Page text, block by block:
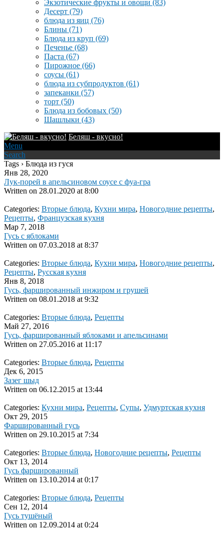
Экзотические фрукты и овощи (83)
Десерт (79)
блюда из яиц (76)
Блины (71)
Блюда из круп (69)
Печенье (68)
Паста (67)
Пирожное (66)
соусы (61)
блюда из субпродуктов (61)
запеканки (57)
торт (50)
Блюда из бобовых (50)
Шашлыки (43)
Беляш - вкусно!
Menu
Search
Tags › Блюда из гуся
Янв 28, 2020
Лук-порей в апельсиновом соусе с фуа-гра
Written on 28.01.2020 at 8:00
Categories: Вторые блюда, Кухни мира, Новогодние рецепты,
Рецепты, Французская кухня
Мар 7, 2018
Гусь с яблоками
Written on 07.03.2018 at 8:37
Categories: Вторые блюда, Кухни мира, Новогодние рецепты,
Рецепты, Русская кухня
Янв 8, 2018
Гусь, фаршированный инжиром и грушей
Written on 08.01.2018 at 9:32
Categories: Вторые блюда, Рецепты
Май 27, 2016
Гусь, фаршированный яблоками и апельсинами
Written on 27.05.2016 at 11:17
Categories: Вторые блюда, Рецепты
Дек 6, 2015
Зазег шыд
Written on 06.12.2015 at 13:44
Categories: Кухни мира, Рецепты, Супы, Удмуртская кухня
Окт 29, 2015
Фаршированный гусь
Written on 29.10.2015 at 7:34
Categories: Вторые блюда, Новогодние рецепты, Рецепты
Окт 13, 2014
Гусь фаршированный
Written on 13.10.2014 at 0:17
Categories: Вторые блюда, Рецепты
Сен 12, 2014
Гусь тушёный
Written on 12.09.2014 at 0:24